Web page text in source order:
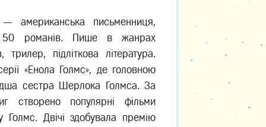
— американська письменниця,
50 романів. Пише в жанрах
трилер, підліткова література.
«Енола Голмс», де головною
сестра Шерлока Голмса. За
створено популярні фільми
Двічі здобувала премію